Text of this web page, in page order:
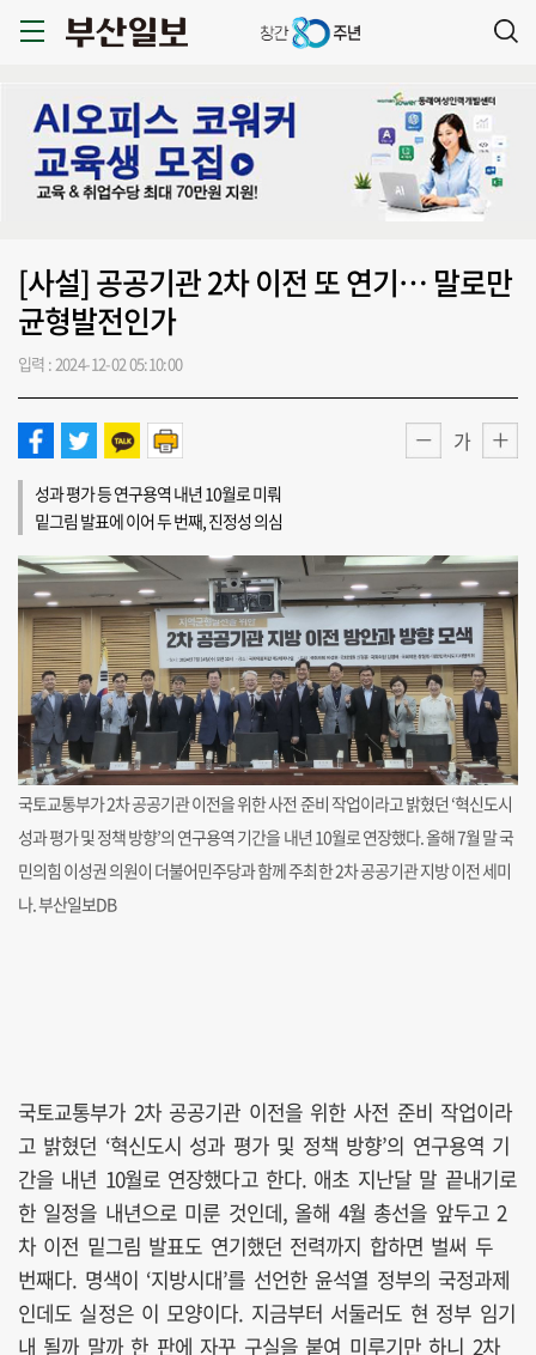
[사설] 공공기관 2차 이전 또 연기… 말로만
균형발전인가
입력 : 2024-12-02 05:10:00
가
성과 평가 등 연구용역 내년 10월로 미뤄
밑그림 발표에 이어 두 번째, 진정성 의심
국토교통부가 2차 공공기관 이전을 위한 사전 준비 작업이라고 밝혔던 ‘혁신도시
성과 평가 및 정책 방향’의 연구용역 기간을 내년 10월로 연장했다. 올해 7월 말 국
민의힘 이성권 의원이 더불어민주당과 함께 주최한 2차 공공기관 지방 이전 세미
나. 부산일보DB
국토교통부가 2차 공공기관 이전을 위한 사전 준비 작업이라
고 밝혔던 ‘혁신도시 성과 평가 및 정책 방향’의 연구용역 기
간을 내년 10월로 연장했다고 한다. 애초 지난달 말 끝내기로
한 일정을 내년으로 미룬 것인데, 올해 4월 총선을 앞두고 2
차 이전 밑그림 발표도 연기했던 전력까지 합하면 벌써 두
번째다. 명색이 ‘지방시대’를 선언한 윤석열 정부의 국정과제
인데도 실정은 이 모양이다. 지금부터 서둘러도 현 정부 임기
내 될까 말까 한 판에 자꾸 구실을 붙여 미루기만 하니 2차